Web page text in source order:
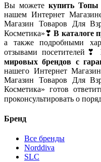
Вы можете купить Топы
нашем Интернет
Магазин Товаров Для
Косметика»❣В каталоге
а также подробными
отзывами посетителей❣
мировых брендов с
нашего Интернет
Магазин Товаров Для
Косметика» готов
проконсультировать о
Бренд
Все бренды
Norddiva
SLC